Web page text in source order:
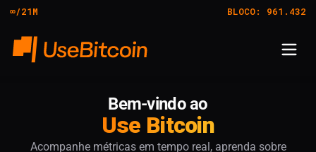
∞/21M BLOCO: 961.432
Bem-vindo ao
Use Bitcoin
Acompanhe métricas em tempo real, aprenda sobre